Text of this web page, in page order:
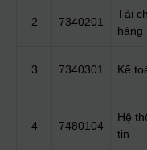
2 7340201
Tài
hàng
3 7340301 Kế
4 7480104
Hệ
tin